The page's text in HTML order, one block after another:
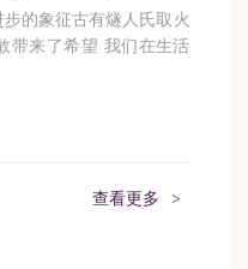
的象征古有燧人氏取火
带来了希望 我们在生活
查看更多 >